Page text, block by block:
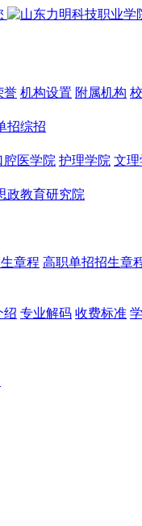
誉 机构设置 附属机构
招综招
腔医学院 护理学院 文理
政教育研究院
章程 高职单招招生章
绍 专业解码 收费标准